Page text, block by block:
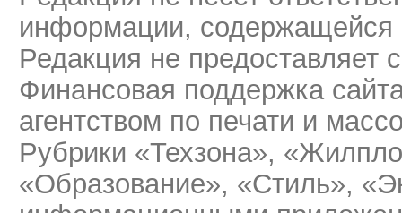
информации, содержащейся
Редакция не предоставляет
Финансовая поддержка
агентством по печати и
Рубрики «Техзона»,
«Образование», «Стиль»,